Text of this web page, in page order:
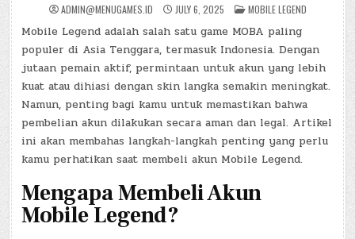
ADMIN@MENUGAMES.ID JULY 6, 2025 POSTED
IN
MOBILE LEGEND
Mobile Legend adalah salah satu game MOBA paling
populer di Asia Tenggara, termasuk Indonesia. Dengan
jutaan pemain aktif, permintaan untuk akun yang lebih
kuat atau dihiasi dengan skin langka semakin meningkat.
Namun, penting bagi kamu untuk memastikan bahwa
pembelian akun dilakukan secara aman dan legal. Artikel
ini akan membahas langkah-langkah penting yang perlu
kamu perhatikan saat membeli akun Mobile Legend.
Mengapa Membeli Akun
Mobile Legend?